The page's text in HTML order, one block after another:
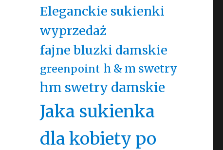
Eleganckie sukienki
wyprzedaż
fajne bluzki damskie
greenpoint h & m swetry
hm swetry damskie
Jaka sukienka
dla kobiety po